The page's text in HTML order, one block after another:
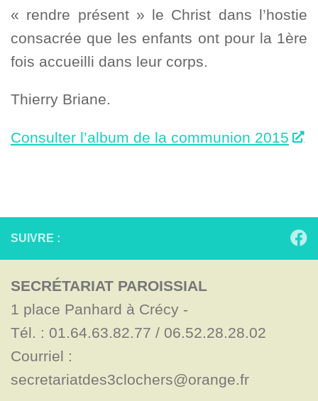
« rendre présent » le Christ dans l’hostie
consacrée que les enfants ont pour la 1ère
fois accueilli dans leur corps.
Thierry Briane.
Consulter l’album de la communion 2015
SUIVRE :
SECRÉTARIAT PAROISSIAL
1 place Panhard à Crécy -
Tél. : 01.64.63.82.77 / 06.52.28.28.02
Courriel :
secretariatdes3clochers@orange.fr